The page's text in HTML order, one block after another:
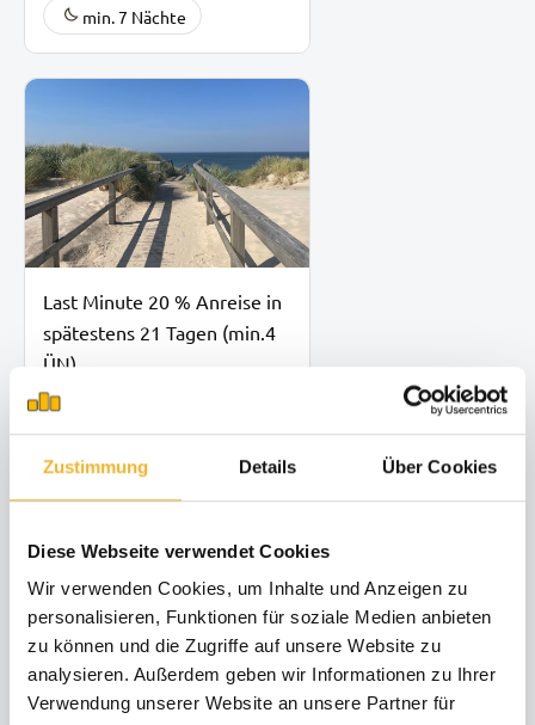
Zustimmung Details Über Cookies
Diese Webseite verwendet Cookies
Wir verwenden Cookies, um Inhalte und Anzeigen zu
personalisieren, Funktionen für soziale Medien anbieten
zu können und die Zugriffe auf unsere Website zu
analysieren. Außerdem geben wir Informationen zu Ihrer
Verwendung unserer Website an unsere Partner für
min. 7 Nächte
Last Minute 20 % Anreise in
spätestens 21 Tagen (min.4
ÜN)
min. 4 Nächte
Anreise in spätestens 0